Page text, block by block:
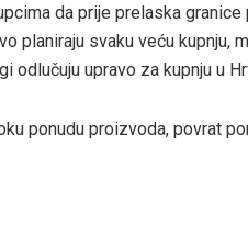
da prije prelaska
planiraju svaku veću kupnju,
odlučuju upravo za kupnju u
ponudu proizvoda, povrat